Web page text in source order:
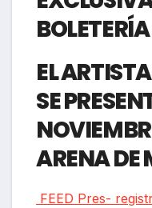
EL
SE
ARENA DE
FEED Pres-